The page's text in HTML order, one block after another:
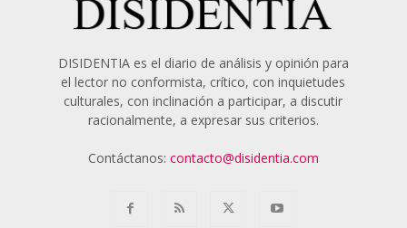
DISIDENTIA es el diario de análisis y opinión para
el lector no conformista, crítico, con inquietudes
culturales, con inclinación a participar, a discutir
racionalmente, a expresar sus criterios.
Contáctanos: contacto@disidentia.com